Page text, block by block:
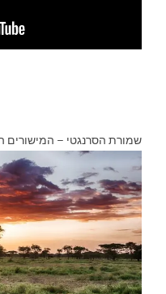
שמורת הסרנגטי – המישורים